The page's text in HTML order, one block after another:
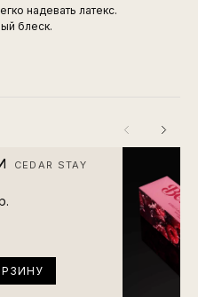
надевать латекс.
блеск.
CEDAR STAY